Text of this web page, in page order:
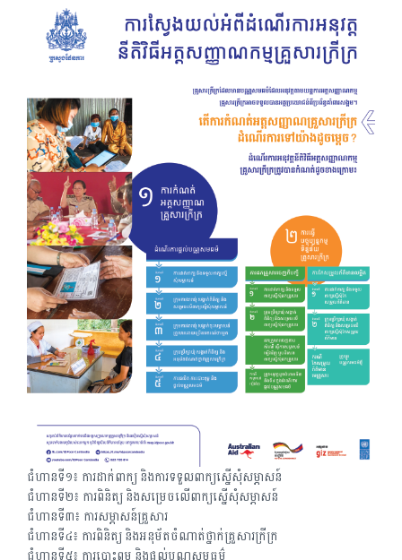
ជំហានទី១៖ ការដាក់ពាក្យ និងការទទួលពាក្យស្នើសុំសម្ភាសន៍
ជំហានទី២៖ ការពិនិត្យ និងសម្រេចលើពាក្យស្នើសុំសម្ភាសន៍
ជំហានទី៣៖ ការសម្ភាសន៍គ្រួសារ
ជំហានទី៤៖ ការពិនិត្យ និងអនុម័តចំណាត់ថ្នាក់គ្រួសារក្រីក្រ
ជំហានទី៥៖ ការបោះពុម្ព និងផ្តល់បណ្ណសមធម៌